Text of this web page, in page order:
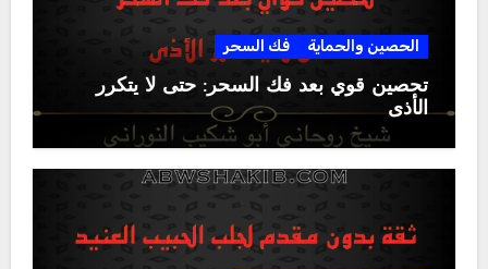
الحصين والحماية فك السحر
تحصين قوي بعد فك السحر: حتى لا يتكرر
الأذى